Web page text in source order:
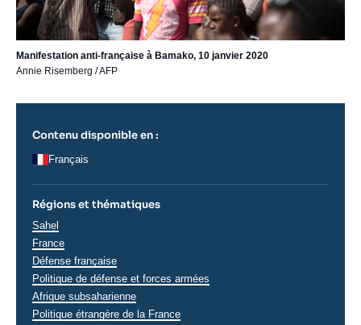
Manifestation anti-française à Bamako, 10 janvier 2020
Annie Risemberg / AFP
Contenu disponible en :
Français
Régions et thématiques
Thématiques
analyses
Sahel
France
Défense française
Politique de défense et forces armées
Régions
Afrique subsaharienne
Politique étrangère de la France